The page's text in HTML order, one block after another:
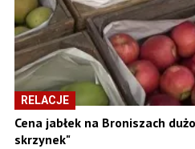
RELACJE
Cena jabłek na Broniszach
skrzynek"